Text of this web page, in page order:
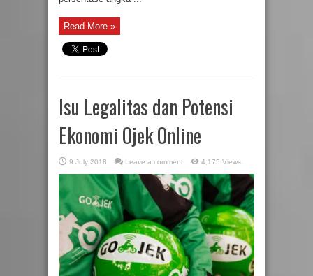
Read More »
Isu Legalitas dan Potensi
Ekonomi Ojek Online
9 July 2018 Leave a comment 4,175 Views